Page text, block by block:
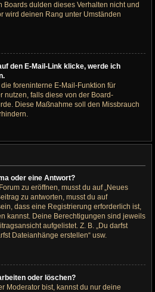
dulden dieses Verhalten nicht und
wird deinen Rang unter Umständen
den E-Mail-Link klicke, werde ich
foreninterne E-Mail-Funktion für
nutzen, falls diese von der Board-
Diese Maßnahme soll den Missbrauch
oder eine Antwort?
zu eröffnen, musst du auf „Neues
zu antworten, musst du auf
dass eine Registrierung erforderlich ist,
kannst. Deine Berechtigungen sind jeweils
aufgelistet. Z. B. „Du darfst
Dateianhänge erstellen“ usw.
oder löschen?
Moderator bist, kannst du nur deine